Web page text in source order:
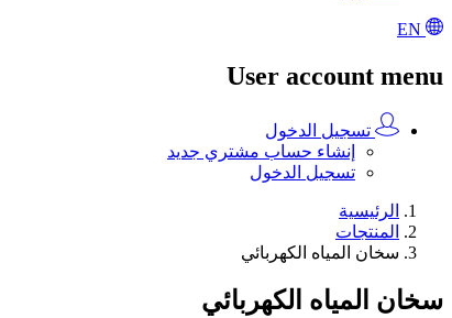
User account menu
تسجيل الدخول
إنشاء حساب مشتري جديد
تسجيل الدخول
الرئيسية
المنتجات
سخان المياه الكهربائي
سخان المياه الكهربائي